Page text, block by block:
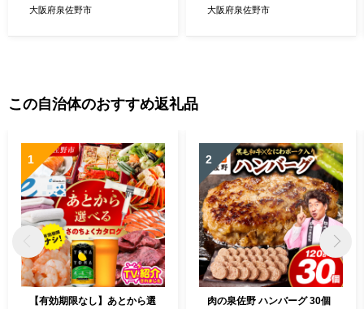
使い 無地 シンプル 日用品 家
大阪府泉佐野市
吸水 普段使い 無地 シンプル
大阪府泉佐野市
この自治体のおすすめ返礼品
1
【有効期限なし】あとから選
2
肉の泉佐野 ハンバーグ 30個